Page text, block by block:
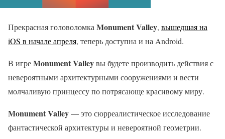
Прекрасная головоломка Monument Valley, вышедшая на
iOS в начале апреля, теперь доступна и на Android.
В игреMonument Valleyвы будете производить действия с
невероятными архитектурными сооружениями и вести
молчаливую принцессу по потрясающе красивому миру.
Monument Valley— это сюрреалистическое исследование
фантастической архитектуры и невероятной геометрии.